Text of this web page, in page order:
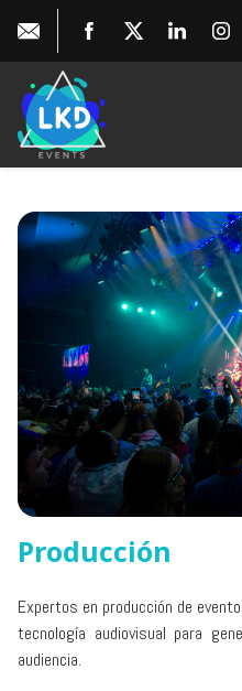
Producción
Expertos en producción de
tecnología audiovisual para
audiencia.